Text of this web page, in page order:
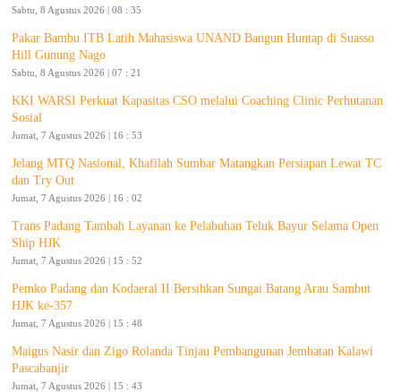
Sabtu, 8 Agustus 2026 | 08 : 35
Pakar Bambu ITB Latih Mahasiswa UNAND Bangun Huntap di Suasso
Hill Gunung Nago
Sabtu, 8 Agustus 2026 | 07 : 21
KKI WARSI Perkuat Kapasitas CSO melalui Coaching Clinic Perhutanan
Sosial
Jumat, 7 Agustus 2026 | 16 : 53
Jelang MTQ Nasional, Khafilah Sumbar Matangkan Persiapan Lewat TC
dan Try Out
Jumat, 7 Agustus 2026 | 16 : 02
Trans Padang Tambah Layanan ke Pelabuhan Teluk Bayur Selama Open
Ship HJK
Jumat, 7 Agustus 2026 | 15 : 52
Pemko Padang dan Kodaeral II Bersihkan Sungai Batang Arau Sambut
HJK ke-357
Jumat, 7 Agustus 2026 | 15 : 48
Maigus Nasir dan Zigo Rolanda Tinjau Pembangunan Jembatan Kalawi
Pascabanjir
Jumat, 7 Agustus 2026 | 15 : 43